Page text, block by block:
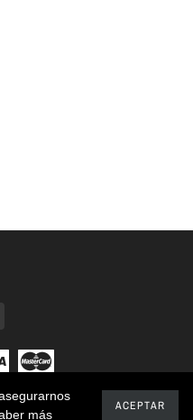
Patiño
más
ACEPTAR